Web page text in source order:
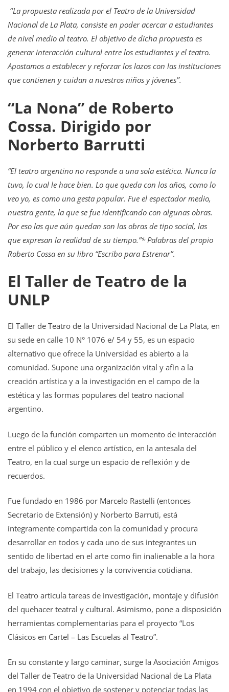
‘’La propuesta realizada por el Teatro de la Universidad
Nacional de La Plata, consiste en poder acercar a estudiantes
de nivel medio al teatro. El objetivo de dicha propuesta es
generar interacción cultural entre los estudiantes y el teatro.
Apostamos a establecer y reforzar los lazos con las instituciones
que contienen y cuidan a nuestros niños y jóvenes’’.
“La Nona” de Roberto
Cossa. Dirigido por
Norberto Barrutti
“El teatro argentino no responde a una sola estética. Nunca la
tuvo, lo cual le hace bien. Lo que queda con los años, como lo
veo yo, es como una gesta popular. Fue el espectador medio,
nuestra gente, la que se fue identificando con algunas obras.
Por eso las que aún quedan son las obras de tipo social, las
que expresan la realidad de su tiempo.”* Palabras del propio
Roberto Cossa en su libro “Escribo para Estrenar”.
El Taller de Teatro de la
UNLP
El Taller de Teatro de la Universidad Nacional de La Plata, en
su sede en calle 10 N° 1076 e/ 54 y 55, es un espacio
alternativo que ofrece la Universidad es abierto a la
comunidad. Supone una organización vital y afín a la
creación artística y a la investigación en el campo de la
estética y las formas populares del teatro nacional
argentino.
Luego de la función comparten un momento de interacción
entre el público y el elenco artístico, en la antesala del
Teatro, en la cual surge un espacio de reflexión y de
recuerdos.
Fue fundado en 1986 por Marcelo Rastelli (entonces
Secretario de Extensión) y Norberto Barruti, está
íntegramente compartida con la comunidad y procura
desarrollar en todos y cada uno de sus integrantes un
sentido de libertad en el arte como fin inalienable a la hora
del trabajo, las decisiones y la convivencia cotidiana.
El Teatro articula tareas de investigación, montaje y difusión
del quehacer teatral y cultural. Asimismo, pone a disposición
herramientas complementarias para el proyecto “Los
Clásicos en Cartel – Las Escuelas al Teatro”.
En su constante y largo caminar, surge la Asociación Amigos
del Taller de Teatro de la Universidad Nacional de La Plata
en 1994 con el objetivo de sostener y potenciar todas las